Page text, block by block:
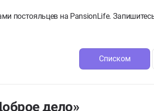
постояльцев на PansionLife.
Списком
дело»